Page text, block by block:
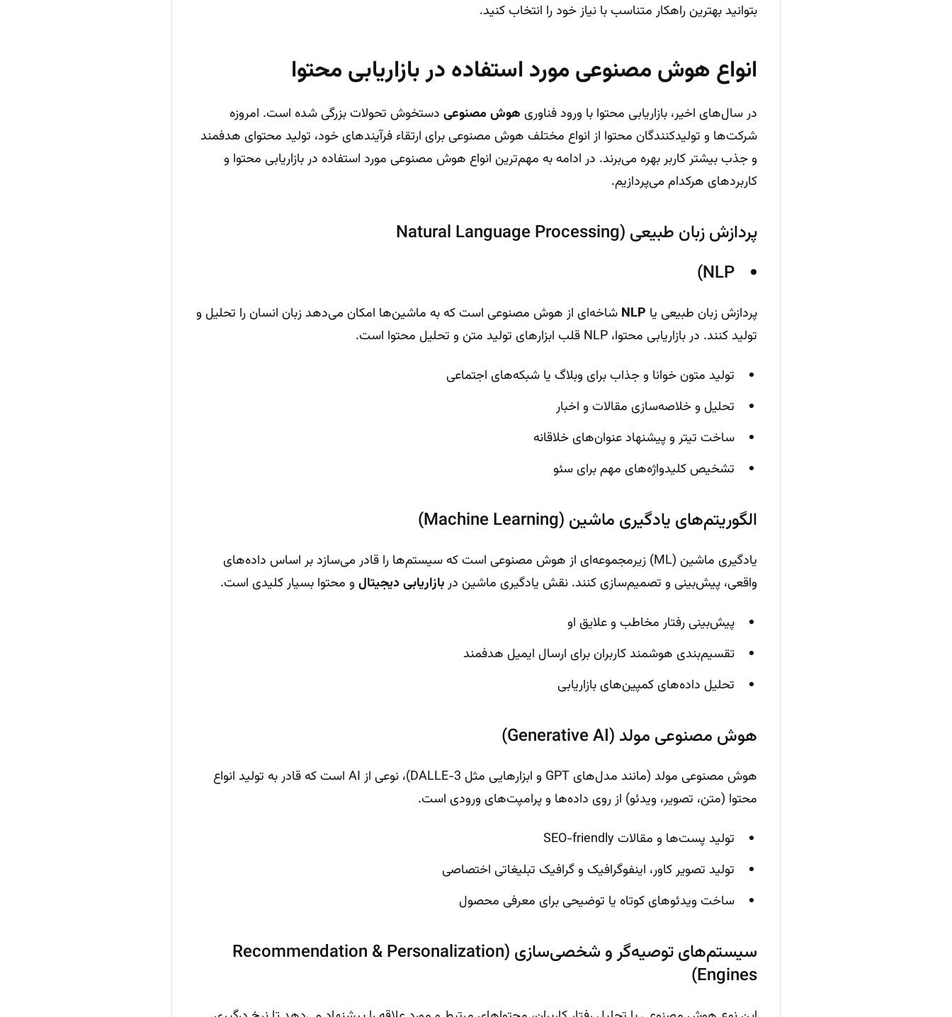
بتوانید بهترین راهکار متناسب با نیاز خود را انتخاب کنید.
انواع هوش مصنوعی مورد استفاده در بازاریابی محتوا
در سال‌های اخیر، بازاریابی محتوا با ورود فناوری هوش مصنوعی دستخوش تحولات بزرگی شده است. امروزه
شرکت‌ها و تولید‌کنندگان محتوا از انواع مختلف هوش مصنوعی برای ارتقاء فرآیندهای خود، تولید محتوای هدفمند
و جذب بیشتر کاربر بهره می‌برند. در ادامه به مهم‌ترین انواع هوش مصنوعی مورد استفاده در بازاریابی محتوا و
کاربردهای هرکدام می‌پردازیم.
پردازش زبان طبیعی (Natural Language Processing
NLP)
پردازش زبان طبیعی یا NLP شاخه‌ای از هوش مصنوعی است که به ماشین‌ها امکان می‌دهد زبان انسان را تحلیل و
تولید کنند. در بازاریابی محتوا، NLP قلب ابزارهای تولید متن و تحلیل محتوا است.
تولید متون خوانا و جذاب برای وبلاگ یا شبکه‌های اجتماعی
تحلیل و خلاصه‌سازی مقالات و اخبار
ساخت تیتر و پیشنهاد عنوان‌های خلاقانه
تشخیص کلیدواژه‌های مهم برای سئو
الگوریتم‌های یادگیری ماشین (Machine Learning)
یادگیری ماشین (ML) زیرمجموعه‌ای از هوش مصنوعی است که سیستم‌ها را قادر می‌سازد بر اساس داده‌های
واقعی، پیش‌بینی و تصمیم‌سازی کنند. نقش یادگیری ماشین در بازاریابی دیجیتالو محتوا بسیار کلیدی است.
پیش‌بینی رفتار مخاطب و علایق او
تقسیم‌بندی هوشمند کاربران برای ارسال ایمیل هدفمند
تحلیل داده‌های کمپین‌های بازاریابی
هوش مصنوعی مولد (Generative AI)
هوش مصنوعی مولد (مانند مدل‌های GPT و ابزارهایی مثل DALLE-3)، نوعی از AI است که قادر به تولید انواع
محتوا (متن، تصویر، ویدئو) از روی داده‌ها و پرامپت‌های ورودی است.
تولید پست‌ها و مقالات SEO-friendly
تولید تصویر کاور، اینفوگرافیک و گرافیک تبلیغاتی اختصاصی
ساخت ویدئوهای کوتاه یا توضیحی برای معرفی محصول
سیستم‌های توصیه‌گر و شخصی‌سازی (Recommendation & Personalization
Engines)